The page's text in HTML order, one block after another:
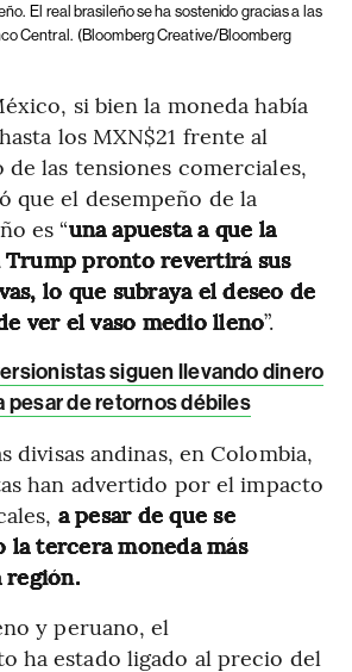
El real brasileño se ha sostenido gracias a las
Central. (Bloomberg Creative/Bloomberg
si bien la moneda había
los MXN$21 frente al
las tensiones comerciales,
que el desempeño de la
es “una apuesta a que la
pronto revertirá sus
lo que subraya el deseo de
ver el vaso medio lleno”.
siguen llevando dinero
pesar de retornos débiles
divisas andinas, en Colombia,
han advertido por el impacto
a pesar de que se
la tercera moneda más
región.
y peruano, el
ha estado ligado al precio del